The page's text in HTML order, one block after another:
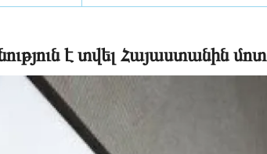
է տվել Հայաստանին մոտ